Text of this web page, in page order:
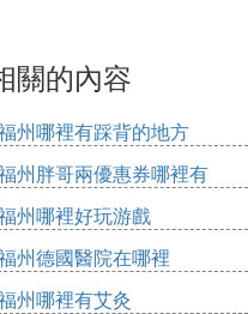
關的內容
州哪裡有踩背的地方
州胖哥兩優惠券哪裡有
州哪裡好玩游戲
州德國醫院在哪裡
州哪裡有艾灸